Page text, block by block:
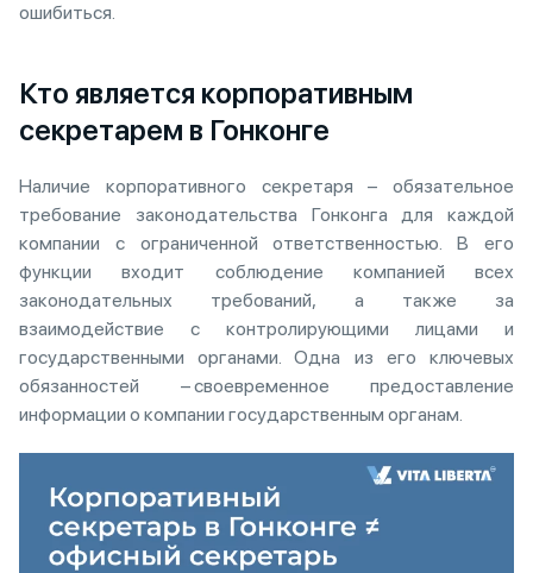
ошибиться.
Кто является корпоративным
секретарем в Гонконге
Наличие корпоративного секретаря – обязательное
требование законодательства Гонконга для каждой
компании с ограниченной ответственностью. В его
функции входит соблюдение компанией всех
законодательных требований, а также за
взаимодействие с контролирующими лицами и
государственными органами. Одна из его ключевых
обязанностей – своевременное предоставление
информации о компании государственным органам.